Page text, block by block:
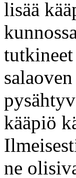
lisää
tutkineet
kääpiö
ne